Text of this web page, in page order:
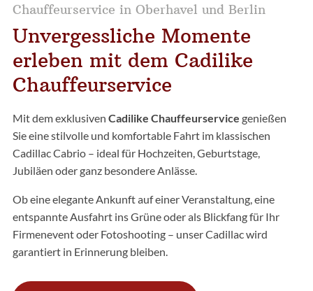
Chauffeurservice in Oberhavel und Berlin
Unvergessliche Momente
erleben mit dem Cadilike
Chauffeurservice
Mit dem exklusiven Cadilike Chauffeurservice genießen
Sie eine stilvolle und komfortable Fahrt im klassischen
Cadillac Cabrio – ideal für Hochzeiten, Geburtstage,
Jubiläen oder ganz besondere Anlässe.
Ob eine elegante Ankunft auf einer Veranstaltung, eine
entspannte Ausfahrt ins Grüne oder als Blickfang für Ihr
Firmenevent oder Fotoshooting – unser Cadillac wird
garantiert in Erinnerung bleiben.